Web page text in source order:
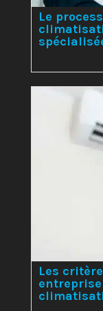
Le
Les